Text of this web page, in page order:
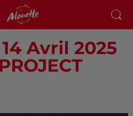
Avril 2025